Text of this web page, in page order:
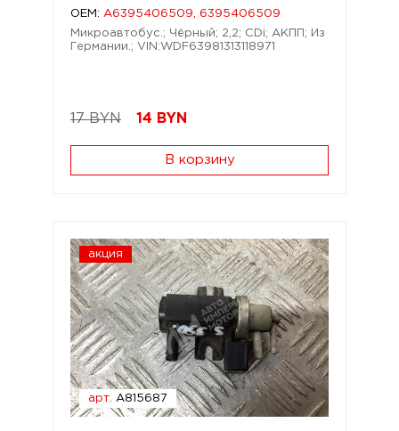
OEM: A6395406509, 6395406509
Микроавтобус.; Чёрный; 2,2; CDi; АКПП; Из
Германии.; VIN:WDF63981313118971
17 BYN 14 BYN
В корзину
акция
арт. A815687